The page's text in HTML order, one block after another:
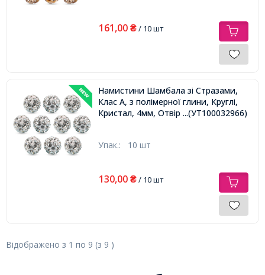
161,00 ₴/ 10 шт
Намистини Шамбала зі Стразами,
Клас А, з полімерної глини, Круглі,
Кристал, 4мм, Отвір 1мм,...(УТ100032966)
Упак.: 10 шт
130,00 ₴/ 10 шт
Відображено з 1 по 9 (з 9 )